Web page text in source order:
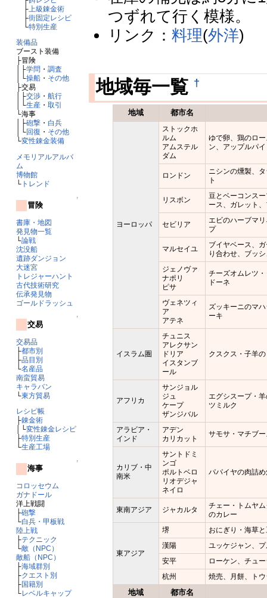
├上級錬金術
├街固定レシピ
└特別生産
装備品
ブースト装備
├冒険
│├学問 ・ 調査
│└操船・ その他
├交易
│├交渉・ 航行
│└生産・ 取引
└海事
│├砲撃・ 白兵
│└回復 ・ その他
└変性錬金装備
メモリアルアルバ
ム
博物館
└トレンド
↑
冒険
書庫・地図
発見物一覧
└論戦
沈没船
遺跡ダンジョン
大迷宮
トレジャーハント
古代技術研究
伝承発見物
ゴールドラッシュ
↑
交易
交易品
├都市別
├品目別
└名産品
南蛮貿易
キャラバン
└東方貿易
レシピ帳
├錬金術
│└変性錬金レシピ
├特別生産
└生産工場
↑
海事
コロッセウム
ガナドール
洋上戦闘
├砲撃
└白兵・甲板戦
陸上戦
├テクニック
└敵（NPC）
敵船（NPC）
├海域群別
├クエスト別
├国籍別
└レベルキャップ
つずれて行く模様。
リンク：料理(外洋)
地域毎一覧 †
地域 都市名
地域 都市名
ヨーロッパ
ストックホ
ルム
アムステル
ダム
ゆで卵、鶏のロ
ン、アップルパイ
ロンドン
ニシンの燻製、
ト
リスボン
豆とベーコンス
ース、ガレット
セビリア
エビのハーブマ
プ
マルセイユ
ブイヤベース、
り合わせ、ブッ
ジェノヴァ
ナポリ
ピサ
チーズオムレツ
ドーネ
ヴェネツィ
ア
アテネ
ズッキーニのマ
ーキ
イスラム圏
チュニス
アレクサン
ドリア
イスタンブ
ール
クスクス・子羊
アフリカ
サンジョル
ジュ
ケープ
ザンジバル
エグシスープ・
ツミルク
アラビア・
インド
アデン
カリカット
サモサ・マチブ
カリブ・中
南米
サントドミ
ンゴ
ポルトベロ
リオデジャ
ネイロ
パパイヤの肉詰
東南アジア ジャカルタ
チェー・トムヤ
のカレー
東アジア
堺
おにぎり・海草
漢陽
ユッケジャン、
安平
ローケン、チュ
杭州
焼売、月餅、ト